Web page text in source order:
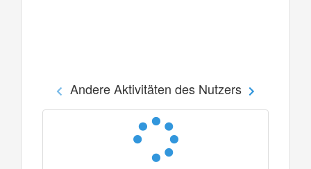
Andere Aktivitäten des Nutzers